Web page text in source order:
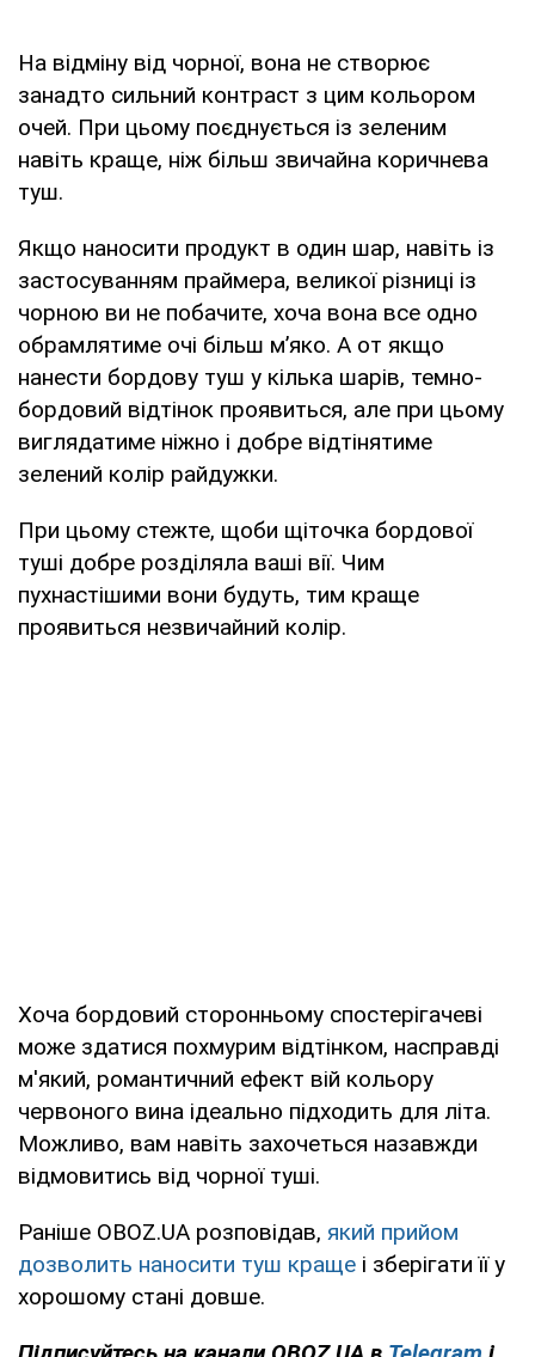
На відміну від чорної, вона не створює
занадто сильний контраст з цим кольором
очей. При цьому поєднується із зеленим
навіть краще, ніж більш звичайна коричнева
туш.
Якщо наносити продукт в один шар, навіть із
застосуванням праймера, великої різниці із
чорною ви не побачите, хоча вона все одно
обрамлятиме очі більш м’яко. А от якщо
нанести бордову туш у кілька шарів, темно-
бордовий відтінок проявиться, але при цьому
виглядатиме ніжно і добре відтінятиме
зелений колір райдужки.
При цьому стежте, щоби щіточка бордової
туші добре розділяла ваші вії. Чим
пухнастішими вони будуть, тим краще
проявиться незвичайний колір.
Хоча бордовий сторонньому спостерігачеві
може здатися похмурим відтінком, насправді
м'який, романтичний ефект вій кольору
червоного вина ідеально підходить для літа.
Можливо, вам навіть захочеться назавжди
відмовитись від чорної туші.
Раніше OBOZ.UA розповідав, який прийом
дозволить наносити туш краще і зберігати її у
хорошому стані довше.